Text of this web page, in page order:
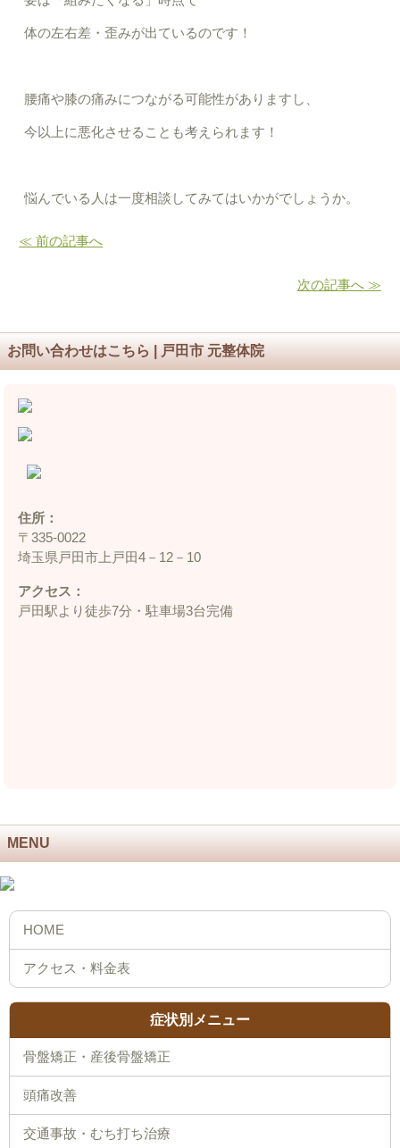
体の左右差・歪みが出ているのです！
腰痛や膝の痛みにつながる可能性がありますし、
今以上に悪化させることも考えられます！
悩んでいる人は一度相談してみてはいかがでしょうか。
≪ 前の記事へ
次の記事へ ≫
お問い合わせはこちら | 戸田市 元整体院
住所：
〒335‐0022
埼玉県戸田市上戸田4－12－10
アクセス：
戸田駅より徒歩7分・駐車場3台完備
MENU
症状別メニュー
骨盤矯正・産後骨盤矯正
頭痛改善
交通事故・むち打ち治療